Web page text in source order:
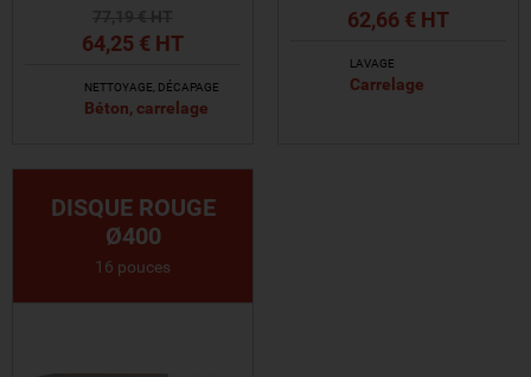
64,25 € HT
NETTOYAGE, DÉCAPAGE
Béton, carrelage
62,66 € HT
LAVAGE
Carrelage
DISQUE ROUGE
Ø400
16 pouces